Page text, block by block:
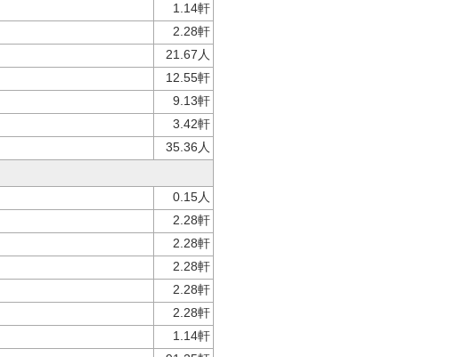
1.14軒
2.28軒
21.67人
12.55軒
9.13軒
3.42軒
35.36人
0.15人
2.28軒
2.28軒
2.28軒
2.28軒
2.28軒
1.14軒